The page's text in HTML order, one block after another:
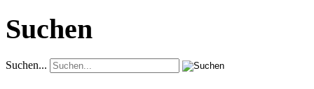
Suchen
Suchen...